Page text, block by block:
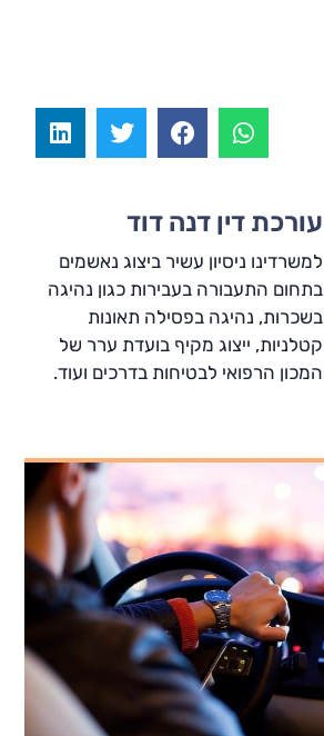
עורכת דין דנה דוד
למשרדינו ניסיון עשיר ביצוג נאשמים
בתחום התעבורה בעבירות כגון נהיגה
בשכרות, נהיגה בפסילה תאונות
קטלניות, ייצוג מקיף בועדת ערר של
המכון הרפואי לבטיחות בדרכים ועוד.